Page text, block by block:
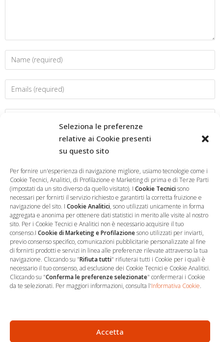
Seleziona le preferenze
relative ai Cookie presenti
su questo sito
Per fornire un'esperienza di navigazione migliore, usiamo tecnologie come i
Cookie Tecnici, Analitici, di Profilazione e Marketing di prima e di Terze Parti
(impostati da un sito diverso da quello visitato). I Cookie Tecnicisono
necessari per fornirti il servizio richiesto e garantirti la corretta fruizione e
navigazione del sito. I Cookie Analitici, sono utilizzati unicamente in forma
aggregata e anonima per ottenere dati statistici in merito alle visite al nostro
sito. Per i Cookie Tecnici e Analitici non è necessario acquisire il tuo
consenso.I Cookie di Marketing e Profilazionesono utilizzati per inviarti,
previo consenso specifico, comunicazioni pubblicitarie personalizzate al fine
di fornirti prodotti e servizi in linea alle preferenze rilevate attraverso la tua
navigazione. Cliccando su "Rifiuta tutti" rifiuterai tutti i Cookie per i quali è
necessario il tuo consenso, ad esclusione dei Cookie Tecnici e Cookie Analitici.
Cliccando su "Conferma le preferenze selezionate" confermerai i Cookie
da te selezionati. Per maggiori informazioni, consulta l'Informativa Cookie.
Accetta
Salva il mio nome, email e sito web in questo browser per la
prossima volta che commento.
… Sede Operativa
06 9522 7890